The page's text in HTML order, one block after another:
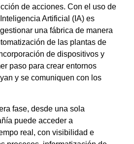
de acciones. Con el uso de
Artificial (IA) es
una fábrica de manera
de las plantas de
de dispositivos y
paso para crear entornos
y se comuniquen con los
fase, desde una sola
puede acceder a
real , con visibilidad e